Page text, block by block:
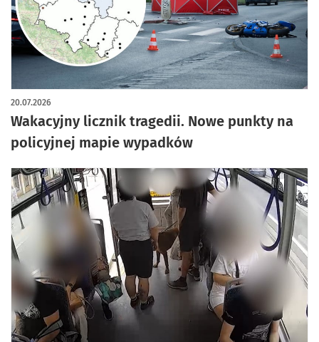
Wakacyjny licznik tragedii. Nowe punkty na
policyjnej mapie wypadków
20.07.2026